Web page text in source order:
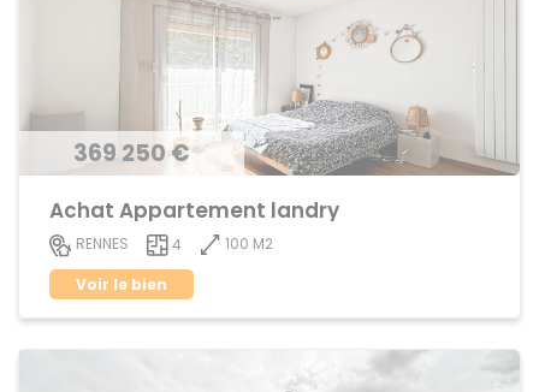
369 250 €
Achat Appartement landry
RENNES 4
100 M2
Voir le bien